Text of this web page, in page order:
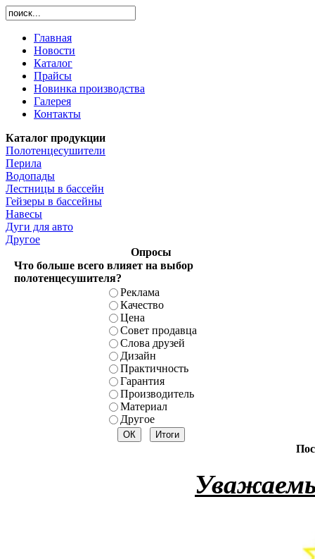
Главная
Новости
Каталог
Прайсы
Новинка производства
Галерея
Контакты
Каталог продукции
Полотенцесушители
Перила
Водопады
Лестницы в бассейн
Гейзеры в бассейны
Навесы
Дуги для авто
Другое
Опросы
Что больше всего влияет на выбор
полотенцесушителя?
Реклама
Качество
Цена
Совет продавца
Слова друзей
Дизайн
Практичность
Гарантия
Производитель
Материал
Другое